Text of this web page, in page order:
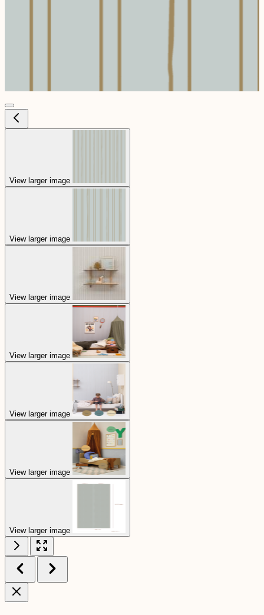
View larger image
View larger image
View larger image
View larger image
View larger image
View larger image
View larger image